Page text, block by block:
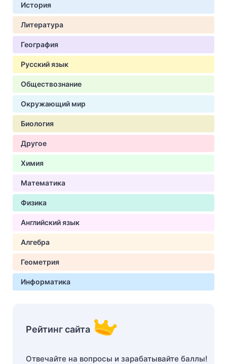
История
Литература
География
Русский язык
Обществознание
Окружающий мир
Биология
Другое
Химия
Математика
Физика
Английский язык
Алгебра
Геометрия
Информатика
Рейтинг сайта
Отвечайте на вопросы и зарабатывайте баллы!